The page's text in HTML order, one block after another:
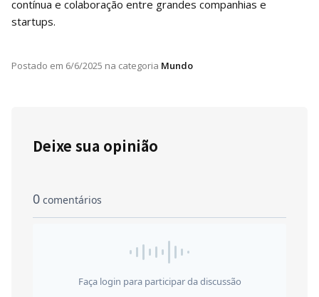
contínua e colaboração entre grandes companhias e
startups.
Postado em 6/6/2025 na categoria Mundo
Deixe sua opinião